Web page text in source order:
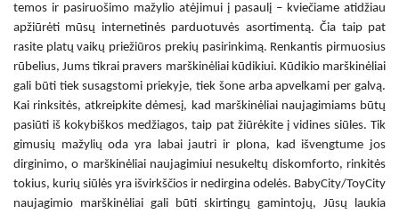
temos ir pasiruošimo mažylio atėjimui į pasaulį – kviečiame atidžiau
apžiūrėti mūsų internetinės parduotuvės asortimentą. Čia taip pat
rasite platų vaikų priežiūros prekių pasirinkimą. Renkantis pirmuosius
rūbelius, Jums tikrai pravers marškinėliai kūdikiui. Kūdikio marškinėliai
gali būti tiek susagstomi priekyje, tiek šone arba apvelkami per galvą.
Kai rinksitės, atkreipkite dėmesį, kad marškinėliai naujagimiamsbūtų
pasiūti iš kokybiškos medžiagos, taip pat žiūrėkite į vidines siūles. Tik
gimusių mažylių oda yra labai jautri ir plona, kad išvengtume jos
dirginimo, o marškinėliai naujagimiui nesukeltų diskomforto, rinkitės
tokius, kurių siūlės yra išvirkščios ir nedirgina odelės. BabyCity/ToyCity
naujagimio marškinėliai gali būti skirtingų gamintojų, Jūsų laukia